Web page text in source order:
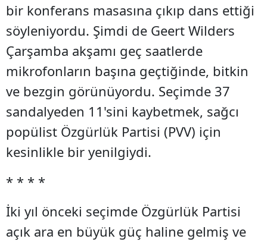
bir konferans masasına çıkıp dans ettiği
söyleniyordu. Şimdi de Geert Wilders
Çarşamba akşamı geç saatlerde
mikrofonların başına geçtiğinde, bitkin
ve bezgin görünüyordu. Seçimde 37
sandalyeden 11'sini kaybetmek, sağcı
popülist Özgürlük Partisi (PVV) için
kesinlikle bir yenilgiydi.
* * * *
İki yıl önceki seçimde Özgürlük Partisi
açık ara en büyük güç haline gelmiş ve